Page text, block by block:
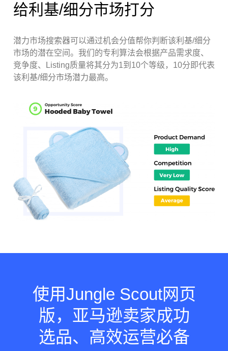
给利基/细分市场打分
潜力市场搜索器可以通过机会分值帮你判断该利基/细分
市场的潜在空间。我们的专利算法会根据产品需求度、
竞争度、Listing质量将其分为1到10个等级，10分即代表
该利基/细分市场潜力最高。
使用Jungle Scout网页
版，亚马逊卖家成功
选品、高效运营必备